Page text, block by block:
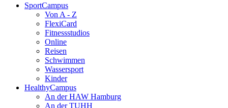
SportCampus
Von A - Z
FlexiCard
Fitnessstudios
Online
Reisen
Schwimmen
Wassersport
Kinder
HealthyCampus
An der HAW Hamburg
An der TUHH